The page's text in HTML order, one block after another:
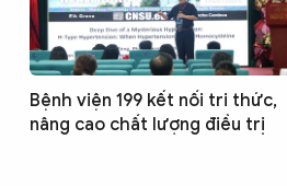
Bệnh viện 199 kết nối tri thức,
nâng cao chất lượng điều trị